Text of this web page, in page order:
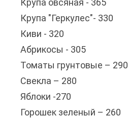
Крупа овсяная - 365
Крупа "Геркулес"- 330
Киви - 320
Абрикосы - 305
Томаты грунтовые – 290
Свекла – 280
Яблоки -270
Горошек зеленый – 260